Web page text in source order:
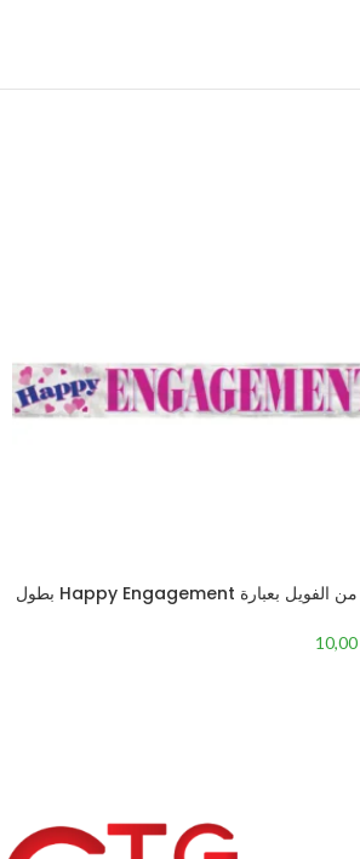
لافتة من الفويل بعبارة Happy Engagement بطول
10,00